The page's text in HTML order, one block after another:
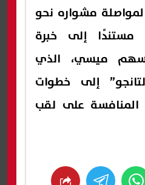
مشواره نحو
مستندًا إلى خبرة
ميسي، الذي
إلى خطوات
على لقب